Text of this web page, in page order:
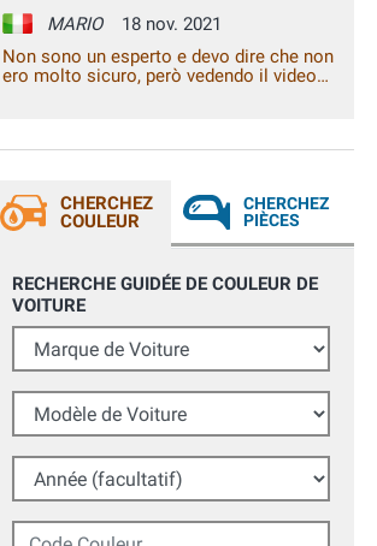
MARIO
18 nov. 2021
Non sono un esperto e devo dire che non
ero molto sicuro, però vedendo il video
una bomboletta ho fatto 3 mani su
consigliato, tempi di spedizioni
velocissimi ed il pacco era bello
confortevole e sicuro per il prodotto.
acquisterò senz'altro in futuro.
CHERCHEZ
COULEUR
CHERCHEZ
PIÈCES
RECHERCHE GUIDÉE DE COULEUR DE
VOITURE
Marque de Voiture
Modèle de Voiture
Année (facultatif)
Code Couleur